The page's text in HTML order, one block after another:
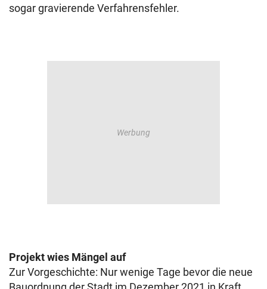
sogar gravierende Verfahrensfehler.
Projekt wies Mängel auf
Zur Vorgeschichte: Nur wenige Tage bevor die neue